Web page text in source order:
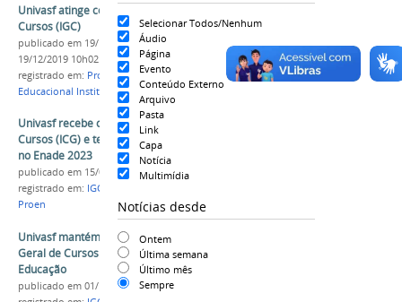
Selecionar Todos/Nenhum
Áudio
Página
Evento
Conteúdo Externo
Arquivo
Pasta
Link
Capa
Notícia
Multimídia
Notícias desde
Ontem
Última semana
Último mês
Sempre
Univasf atinge conceito 4 no Índice Geral de
Cursos (IGC)
publicado em 19/12/2019 —última modificação
19/12/2019 10h02
registrado em: Proen ,IGC ,CPC,Enade
Procuradoria
Educacional Institucional
Univasf recebe conceito 4 no Índice Geral de
Cursos (ICG) e tem três graduações com nota 5
no Enade 2023
publicado em 15/04/2025
registrado em: IGC
Proen
Univasf mantém bom desempenho no Índice
Geral de Cursos divulgado pelo Ministério da
Educação
publicado em 01/12/2017